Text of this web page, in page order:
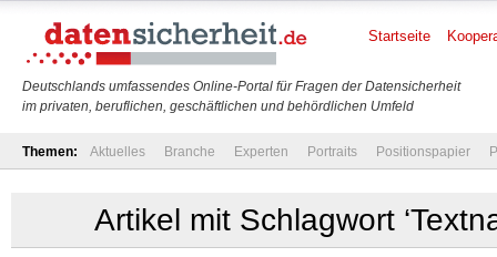
Deutschlands umfassendes Online-Portal für Fragen der Datensicherheit
im privaten, beruflichen, geschäftlichen und behördlichen Umfeld
Startseite
Themen: Aktuelles Branche Experten Portraits Positionspapier
Artikel mit Schlagwort